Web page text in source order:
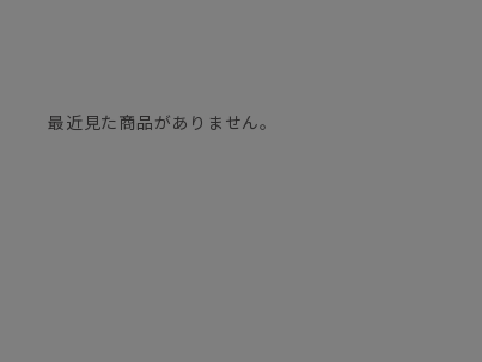
最近見た商品がありません。